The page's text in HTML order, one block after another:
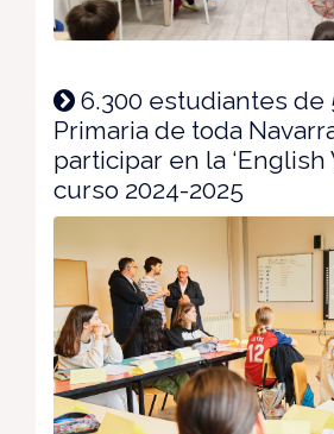
6.300 estudiantes de
Primaria de toda
participar en la ‘English
curso 2024-2025